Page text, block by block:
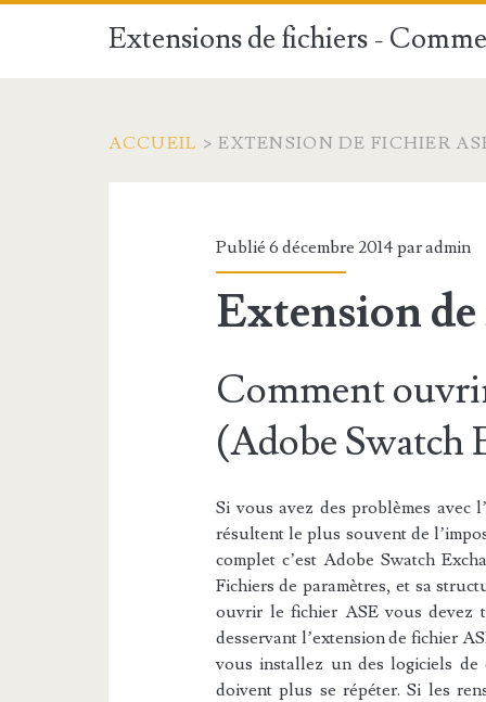
Extensions de fichiers -
ACCUEIL > EXTENSION DE FICHIER
Publié 6 décembre 2014 paradmin
Extension
Comment
(Adobe Swatch
Si vous avez des problèmes avec
résultent le plus souvent de
complet c’est Adobe Swatch
Fichiers de paramètres, et sa
ouvrir le fichier ASE vous devez
desservant l’extension de fichier
vous installez un des logiciels de
doivent plus se répéter. Si les